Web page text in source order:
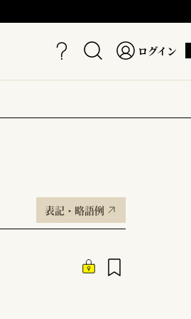
ログイン
表記・略語例